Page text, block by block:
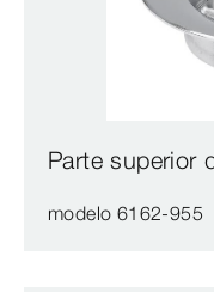
Parte superior
modelo 6162-955